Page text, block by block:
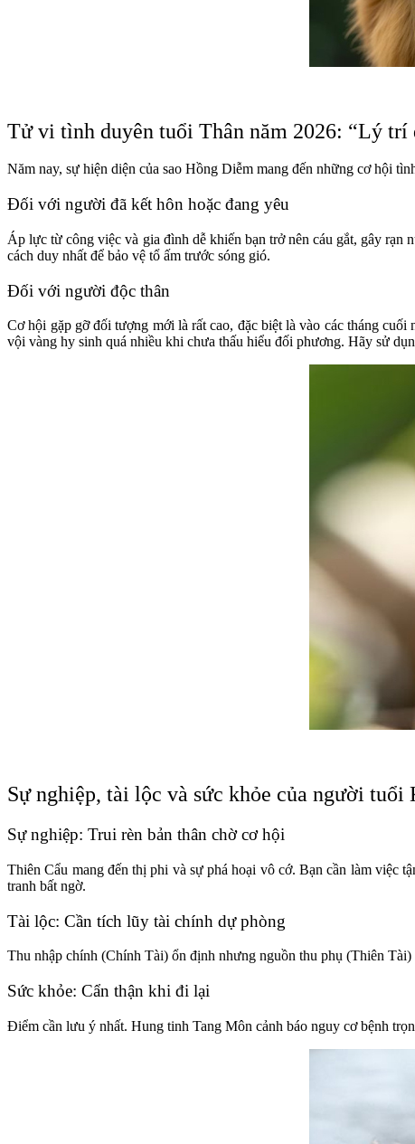
Tử vi tình duyên tuổi Thân năm 2026: “Lý
Năm nay, sự hiện diện của sao Hồng Diễm mang đến những cơ hội
Đối với người đã kết hôn hoặc đang yêu
Áp lực từ công việc và gia đình dễ khiến bạn trở nên cáu gắt, gây
cách duy nhất để bảo vệ tổ ấm trước sóng gió.
Đối với người độc thân
Cơ hội gặp gỡ đối tượng mới là rất cao, đặc biệt là vào các tháng
vội vàng hy sinh quá nhiều khi chưa thấu hiểu đối phương. Hãy sử
Sự nghiệp, tài lộc và sức khỏe của người tuổi
Sự nghiệp: Trui rèn bản thân chờ cơ hội
Thiên Cẩu mang đến thị phi và sự phá hoại vô cớ. Bạn cần làm việc
tranh bất ngờ.
Tài lộc: Cần tích lũy tài chính dự phòng
Thu nhập chính (Chính Tài) ổn định nhưng nguồn thu phụ (Thiên
Sức khỏe: Cẩn thận khi đi lại
Điểm cần lưu ý nhất. Hung tinh Tang Môn cảnh báo nguy cơ bệnh